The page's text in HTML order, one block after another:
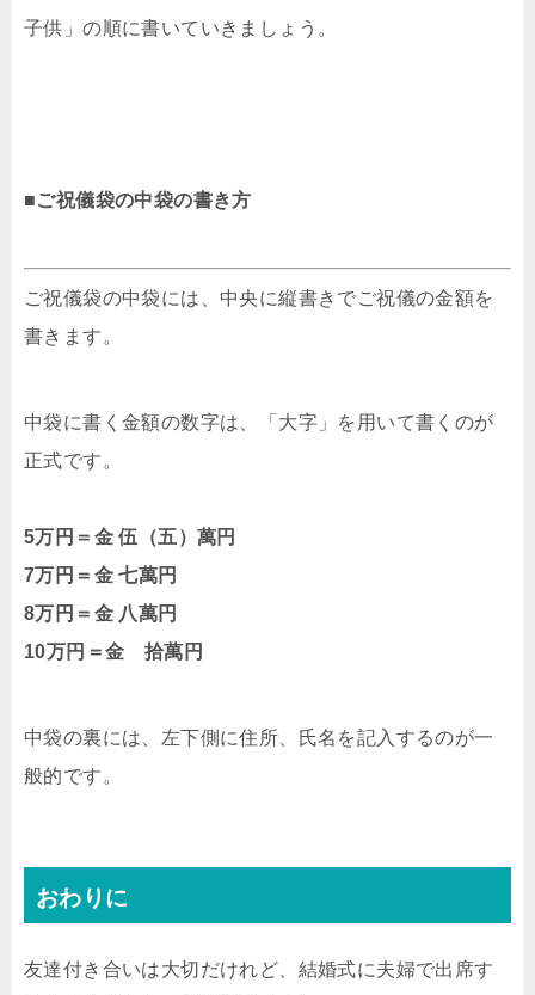
子供」の順に書いていきましょう。
■ご祝儀袋の中袋の書き方
ご祝儀袋の中袋には、中央に縦書きでご祝儀の金額を
書きます。
中袋に書く金額の数字は、「大字」を用いて書くのが
正式です。
5万円＝金 伍（五）萬円
7万円＝金 七萬円
8万円＝金 八萬円
10万円＝金 拾萬円
中袋の裏には、左下側に住所、氏名を記入するのが一
般的です。
おわりに
友達付き合いは大切だけれど、結婚式に夫婦で出席す